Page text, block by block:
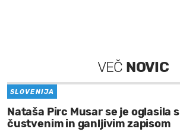
VEČ NOVIC
SLOVENIJA
Nataša Pirc Musar se je oglasila s
čustvenim in ganljivim zapisom